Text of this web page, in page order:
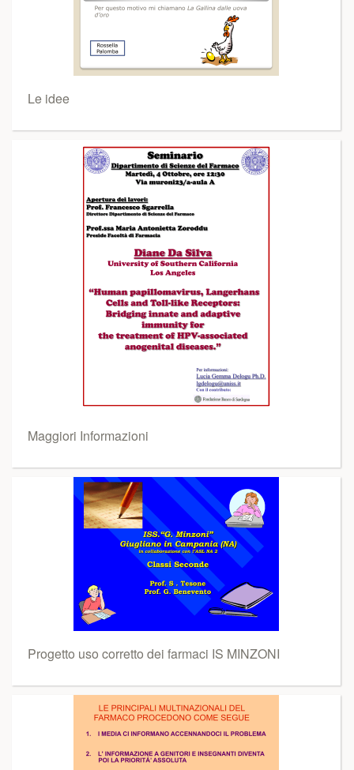
Le idee
Maggiori Informazioni
Progetto uso corretto dei farmaci IS MINZONI